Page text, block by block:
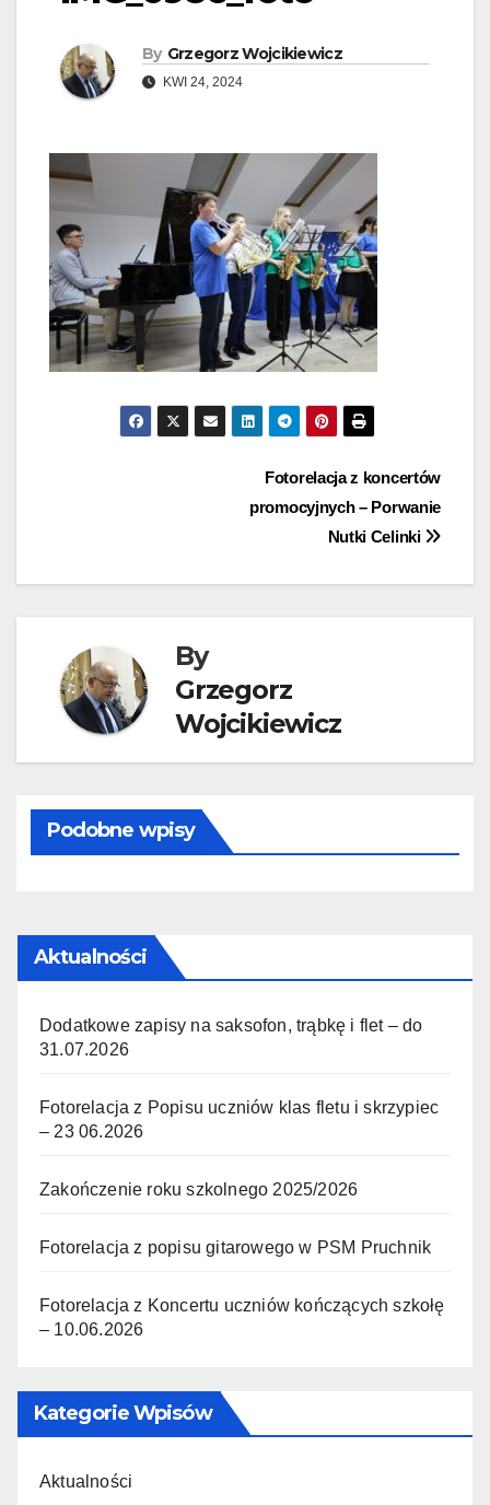
By Grzegorz Wojcikiewicz
KWI 24, 2024
Fotorelacja z koncertów
promocyjnych – Porwanie
Nutki Celinki
By
Grzegorz
Wojcikiewicz
Podobne wpisy
Aktualności
Dodatkowe zapisy na saksofon, trąbkę i flet – do
31.07.2026
Fotorelacja z Popisu uczniów klas fletu i skrzypiec
– 23 06.2026
Zakończenie roku szkolnego 2025/2026
Fotorelacja z popisu gitarowego w PSM Pruchnik
Fotorelacja z Koncertu uczniów kończących szkołę
– 10.06.2026
Kategorie Wpisów
Aktualności